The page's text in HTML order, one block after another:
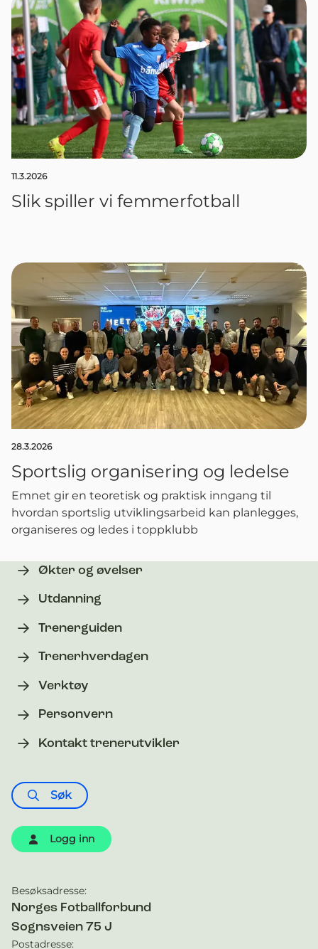
11.3.2026
Slik spiller vi femmerfotball
28.3.2026
Sportslig organisering og ledelse
Emnet gir en teoretisk og praktisk inngang til
hvordan sportslig utviklingsarbeid kan planlegges,
organiseres og ledes i toppklubb
Økter og øvelser
Utdanning
Trenerguiden
Trenerhverdagen
Verktøy
Personvern
Kontakt trenerutvikler
Søk
Logg inn
Kontaktinformasjon
Besøksadresse:
Norges Fotballforbund
Sognsveien 75 J
Postadresse: